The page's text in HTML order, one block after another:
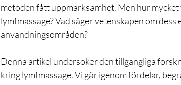
metoden fått uppmärksamhet. Men hur
lymfmassage? Vad säger vetenskapen om
användningsområden?
Denna artikel undersöker den tillgängliga
kring lymfmassage. Vi går igenom fördelar,